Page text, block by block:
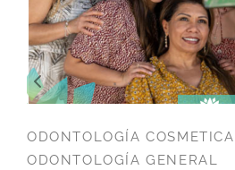
ODONTOLOGÍA COSMETICA
ODONTOLOGÍA GENERAL